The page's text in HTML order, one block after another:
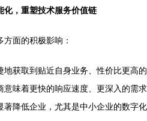
化，重塑技术服务价值链
面的积极影响：
地获取到贴近自身业务、性价比更高的
味着更快的响应速度、更深入的需求
降低企业，尤其是中小企业的数字化